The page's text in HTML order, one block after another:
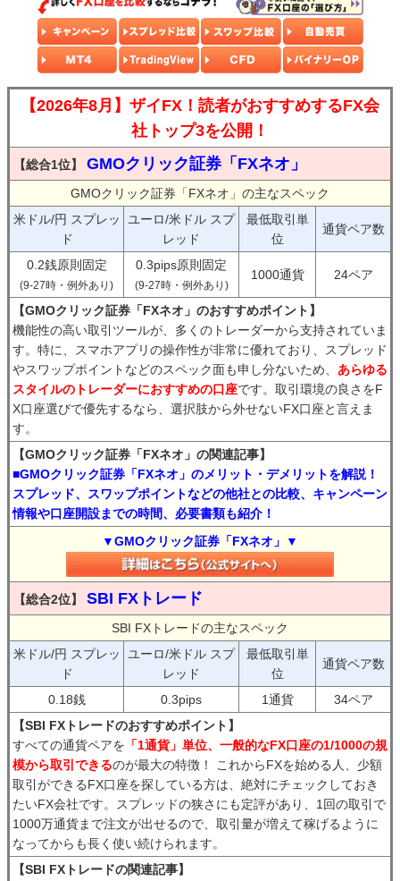
【2026年8月】ザイFX！読者がおすすめするFX会
社トップ3を公開！
【総合1位】 GMOクリック証券「FXネオ」
GMOクリック証券「FXネオ」の主なスペック
米ドル/円 スプレッ
ド
ユーロ/米ドル スプ
レッド
最低取引単
位
通貨ペア数
0.2銭原則固定
(9-27時・例外あり)
0.3pips原則固定
(9-27時・例外あり)
1000通貨 24ペア
【GMOクリック証券「FXネオ」のおすすめポイント】
機能性の高い取引ツールが、多くのトレーダーから支持されていま
す。特に、スマホアプリの操作性が非常に優れており、スプレッド
やスワップポイントなどのスペック面も申し分ないため、 あらゆる
スタイルのトレーダーにおすすめの口座です。取引環境の良さをF
X口座選びで優先するなら、選択肢から外せないFX口座と言えま
す。
【GMOクリック証券「FXネオ」の関連記事】
■GMOクリック証券「FXネオ」のメリット・デメリットを解説！
スプレッド、スワップポイントなどの他社との比較、キャンペーン
情報や口座開設までの時間、必要書類も紹介！
▼GMOクリック証券「FXネオ」▼
【総合2位】 SBI FXトレード
SBI FXトレードの主なスペック
米ドル/円 スプレッ
ド
ユーロ/米ドル スプ
レッド
最低取引単
位
通貨ペア数
0.18銭 0.3pips 1通貨
34ペア
【SBI FXトレードのおすすめポイント】
すべての通貨ペアを 「1通貨」単位、一般的なFX口座の1/1000の規
模から取引できるのが最大の特徴！ これからFXを始める人、少額
取引ができるFX口座を探している方は、絶対にチェックしておき
たいFX会社です。スプレッドの狭さにも定評があり、1回の取引で
1000万通貨まで注文が出せるので、取引量が増えて稼げるように
なってからも長く使い続けられます。
【SBI FXトレードの関連記事】